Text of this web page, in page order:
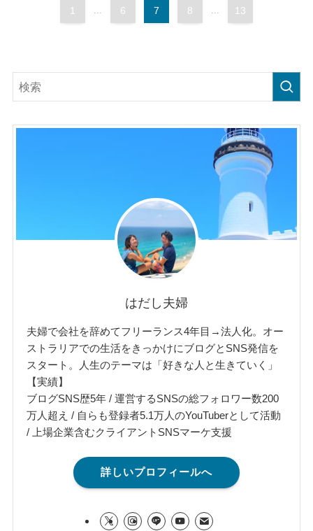
1 6 7 8 13
はだし夫婦
夫婦で会社を辞めてフリーランス4年目→法人化。オー
ストラリアでの生活をきっかけにブログとSNS発信を
スタート。人生のテーマは「好きな人と生きていく」
【実績】
ブログSNS歴5年 / 運営するSNSの総フォロワー数200
万人超え / 自らも登録者5.1万人のYouTuberとして活動
/ 上場企業含むクライアントSNSマーケ支援
詳しいプロフィールへ